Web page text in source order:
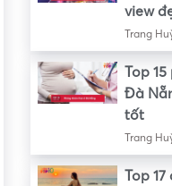
view
Trang
Top
Đà
tốt
Trang
Top